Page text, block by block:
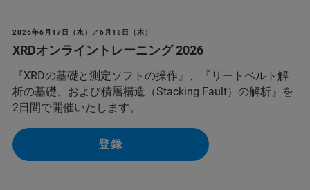
2026年6月17日（水）／6月18日（木）
XRDオンライントレーニング 2026
『XRDの基礎と測定ソフトの操作』、『リートベルト解
析の基礎、および積層構造（Stacking Fault）の解析』を
2日間で開催いたします。
登録